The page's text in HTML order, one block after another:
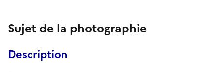
Sujet de la photographie
Description